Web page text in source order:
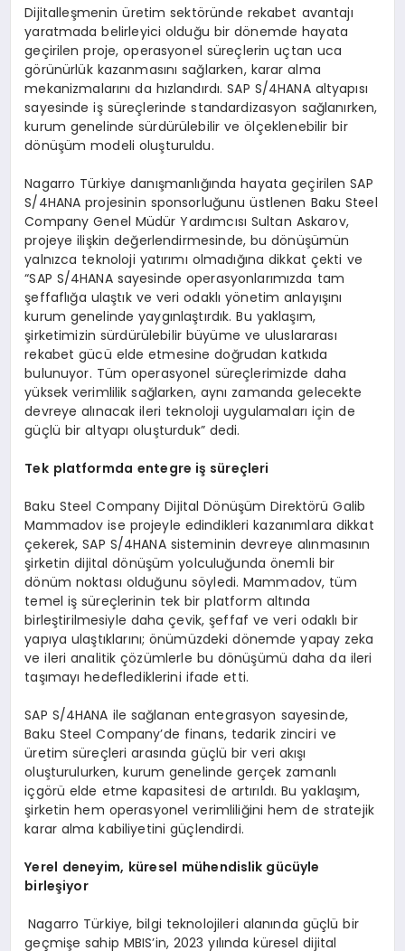
Dijitalleşmenin üretim sektöründe rekabet avantajı
yaratmada belirleyici olduğu bir dönemde hayata
geçirilen proje, operasyonel süreçlerin uçtan uca
görünürlük kazanmasını sağlarken, karar alma
mekanizmalarını da hızlandırdı. SAP S/4HANA altyapısı
sayesinde iş süreçlerinde standardizasyon sağlanırken,
kurum genelinde sürdürülebilir ve ölçeklenebilir bir
dönüşüm modeli oluşturuldu.
Nagarro Türkiye danışmanlığında hayata geçirilen SAP
S/4HANA projesinin sponsorluğunu üstlenen Baku Steel
Company Genel Müdür Yardımcısı Sultan Askarov,
projeye ilişkin değerlendirmesinde, bu dönüşümün
yalnızca teknoloji yatırımı olmadığına dikkat çekti ve
“SAP S/4HANA sayesinde operasyonlarımızda tam
şeffaflığa ulaştık ve veri odaklı yönetim anlayışını
kurum genelinde yaygınlaştırdık. Bu yaklaşım,
şirketimizin sürdürülebilir büyüme ve uluslararası
rekabet gücü elde etmesine doğrudan katkıda
bulunuyor. Tüm operasyonel süreçlerimizde daha
yüksek verimlilik sağlarken, aynı zamanda gelecekte
devreye alınacak ileri teknoloji uygulamaları için de
güçlü bir altyapı oluşturduk” dedi.
Tek platformda entegre iş süreçleri
Baku Steel Company Dijital Dönüşüm Direktörü Galib
Mammadov ise projeyle edindikleri kazanımlara dikkat
çekerek, SAP S/4HANA sisteminin devreye alınmasının
şirketin dijital dönüşüm yolculuğunda önemli bir
dönüm noktası olduğunu söyledi. Mammadov, tüm
temel iş süreçlerinin tek bir platform altında
birleştirilmesiyle daha çevik, şeffaf ve veri odaklı bir
yapıya ulaştıklarını; önümüzdeki dönemde yapay zeka
ve ileri analitik çözümlerle bu dönüşümü daha da ileri
taşımayı hedeflediklerini ifade etti.
SAP S/4HANA ile sağlanan entegrasyon sayesinde,
Baku Steel Company’de finans, tedarik zinciri ve
üretim süreçleri arasında güçlü bir veri akışı
oluşturulurken, kurum genelinde gerçek zamanlı
içgörü elde etme kapasitesi de artırıldı. Bu yaklaşım,
şirketin hem operasyonel verimliliğini hem de stratejik
karar alma kabiliyetini güçlendirdi.
Yerel deneyim, küresel mühendislik gücüyle
birleşiyor
Nagarro Türkiye, bilgi teknolojileri alanında güçlü bir
geçmişe sahip MBIS’in, 2023 yılında küresel dijital